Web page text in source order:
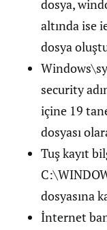
dosya,
altında ise
dosya
security
içine 19
dosyası
Tuş kayıt
dosyasına
İnternet